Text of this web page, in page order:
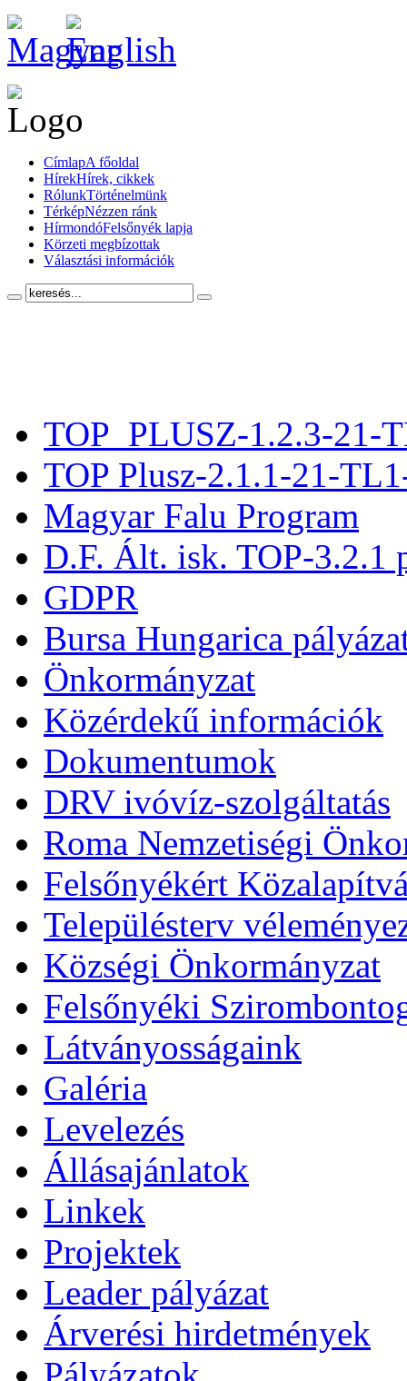
CímlapA főoldal
HírekHírek, cikkek
RólunkTörténelmünk
TérképNézzen ránk
HírmondóFelsőnyék lapja
Körzeti megbízottak
Választási információk
TOP_PLUSZ-1.2.3-21-
TOP Plusz-2.1.1-21-
Magyar Falu Program
D.F. Ált. isk. TOP-3.2.1
GDPR
Bursa Hungarica
Önkormányzat
Közérdekű információk
Dokumentumok
DRV ivóvíz-szolgáltatás
Roma Nemzetiségi
Felsőnyékért
Településterv
Községi Önkormányzat
Felsőnyéki
Látványosságaink
Galéria
Levelezés
Állásajánlatok
Linkek
Projektek
Leader pályázat
Árverési hirdetmények